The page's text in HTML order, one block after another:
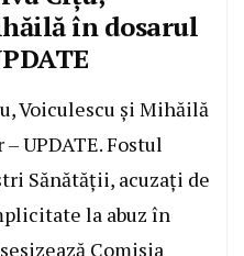
în dosarul
Voiculescu și Mihăilă
UPDATE. Fostul
Sănătății, acuzați de
la abuz în
Comisia